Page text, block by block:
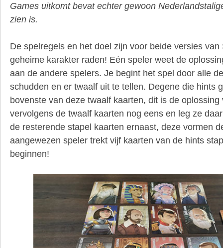
Games uitkomt bevat echter gewoon
zien is.
De spelregels en het doel zijn voor beide versies
geheime karakter raden! Eén speler weet de
aan de andere spelers. Je begint het spel door alle
schudden en er twaalf uit te tellen. Degene die hints
bovenste van deze twaalf kaarten, dit is de
vervolgens de twaalf kaarten nog eens en leg ze
de resterende stapel kaarten ernaast, deze vormen
aangewezen speler trekt vijf kaarten van de hints
beginnen!